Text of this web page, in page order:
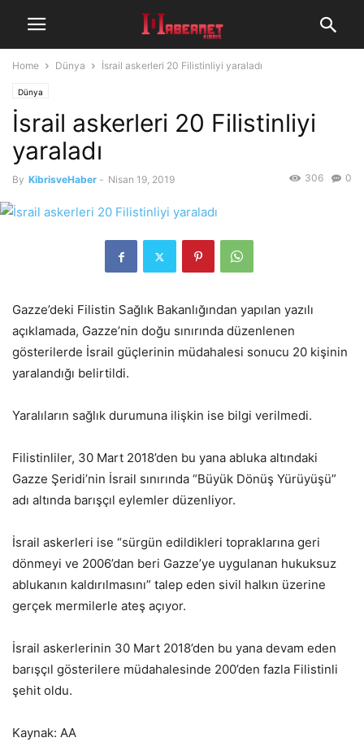
Home Dünya İsrail askerleri 20 Filistinliyi yaraladı
Dünya
İsrail askerleri 20 Filistinliyi
yaraladı
By KibrisveHaber - Nisan 19, 2019 0
306
Gazze’deki Filistin Sağlık Bakanlığından yapılan yazılı
açıklamada, Gazze’nin doğu sınırında düzenlenen
gösterilerde İsrail güçlerinin müdahalesi sonucu 20 kişinin
yaralandığı belirtildi.
Yaralıların sağlık durumuna ilişkin ise bilgi verilmedi.
Filistinliler, 30 Mart 2018’den bu yana abluka altındaki
Gazze Şeridi’nin İsrail sınırında “Büyük Dönüş Yürüyüşü”
adı altında barışçıl eylemler düzenliyor.
İsrail askerleri ise “sürgün edildikleri topraklarına geri
dönmeyi ve 2006’dan beri Gazze’ye uygulanan hukuksuz
ablukanın kaldırılmasını” talep eden sivil halkın üzerine
gerçek mermilerle ateş açıyor.
İsrail askerlerinin 30 Mart 2018’den bu yana devam eden
barışçıl gösterilere müdahalesinde 200’den fazla Filistinli
şehit oldu.
Kaynak: AA